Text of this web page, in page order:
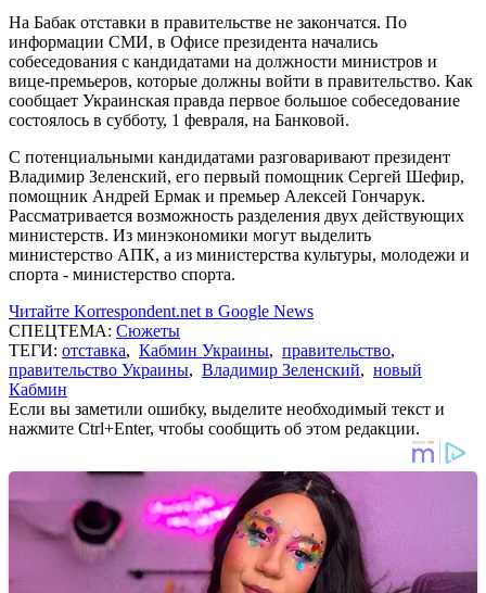
На Бабак отставки в правительстве не закончатся. По
информации СМИ, в Офисе президента начались
собеседования с кандидатами на должности министров и
вице-премьеров, которые должны войти в правительство. Как
сообщает Украинская правда первое большое собеседование
состоялось в субботу, 1 февраля, на Банковой.
С потенциальными кандидатами разговаривают президент
Владимир Зеленский, его первый помощник Сергей Шефир,
помощник Андрей Ермак и премьер Алексей Гончарук.
Рассматривается возможность разделения двух действующих
министерств. Из минэкономики могут выделить
министерство АПК, а из министерства культуры, молодежи и
спорта - министерство спорта.
Читайте Korrespondent.net в Google News
СПЕЦТЕМА: Сюжеты
ТЕГИ: отставка, Кабмин Украины, правительство,
правительство Украины, Владимир Зеленский, новый
Кабмин
Если вы заметили ошибку, выделите необходимый текст и
нажмите Ctrl+Enter, чтобы сообщить об этом редакции.